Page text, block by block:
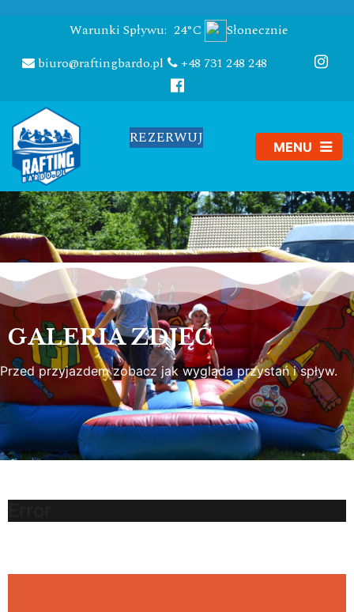
Warunki Spływu: 24°C
Słonecznie
biuro@raftingbardo.pl
+48 731 248 248
REZERWUJ
GALERIA ZDJĘĆ
Przed przyjazdem zobacz jak wygląda przystań i spływ.